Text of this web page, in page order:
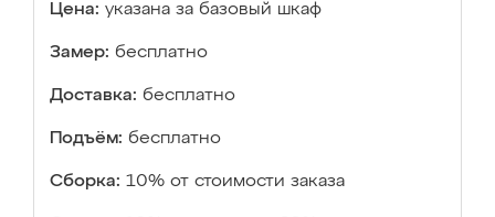
Цена: указана за базовый шкаф
Замер: бесплатно
Доставка: бесплатно
Подъём: бесплатно
Сборка: 10% от стоимости заказа